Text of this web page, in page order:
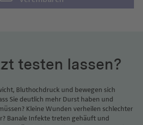
testen lassen?
Bluthochdruck und bewegen sich
Sie deutlich mehr Durst haben und
Kleine Wunden verheilen schlechter
Banale Infekte treten gehäuft und